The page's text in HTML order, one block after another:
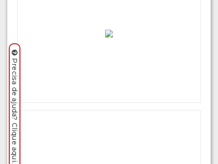
Precisa de ajuda? Clique aqui.